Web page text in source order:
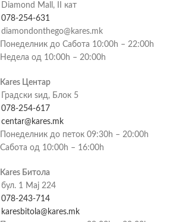
Diamond Mall, II кат
078-254-631
diamondonthego@kares.mk
Понеделник до Сабота 10:00h – 22:00h
Недела од 10:00h – 20:00h
Kares Центар
Градски ѕид, Блок 5
078-254-617
centar@kares.mk
Понеделник до петок 09:30h – 20:00h
Сабота од 10:00h – 16:00h
Kares Битола
бул. 1 Мај 224
078-243-714
karesbitola@kares.mk